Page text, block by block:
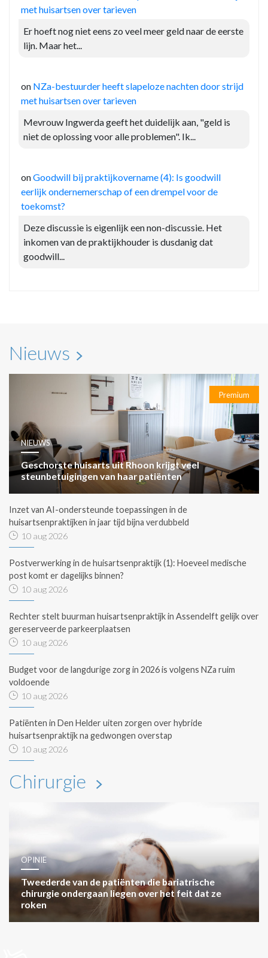
met huisartsen over tarieven
Er hoeft nog niet eens zo veel meer geld naar de eerste
lijn. Maar het...
on NZa-bestuurder heeft slapeloze nachten door strijd
met huisartsen over tarieven
Mevrouw Ingwerda geeft het duidelijk aan, "geld is
niet de oplossing voor alle problemen". Ik...
onGoodwill bij praktijkovername (4): Is goodwill
eerlijk ondernemerschap of een drempel voor de
toekomst?
Deze discussie is eigenlijk een non-discussie. Het
inkomen van de praktijkhouder is dusdanig dat
goodwill...
Nieuws
Premium
NIEUWS
Geschorste huisarts uit Rhoon krijgt veel
steunbetuigingen van haar patiënten
Inzet van AI-ondersteunde toepassingen in de
huisartsenpraktijken in jaar tijd bijna verdubbeld
10 aug 2026
Postverwerking in de huisartsenpraktijk (1): Hoeveel medische
post komt er dagelijks binnen?
10 aug 2026
Rechter stelt buurman huisartsenpraktijk in Assendelft gelijk over
gereserveerde parkeerplaatsen
10 aug 2026
Budget voor de langdurige zorg in 2026 is volgens NZa ruim
voldoende
10 aug 2026
Patiënten in Den Helder uiten zorgen over hybride
huisartsenpraktijk na gedwongen overstap
10 aug 2026
Chirurgie
OPINIE
Tweederde van de patiënten die bariatrische
chirurgie ondergaan liegen over het feit dat ze
roken